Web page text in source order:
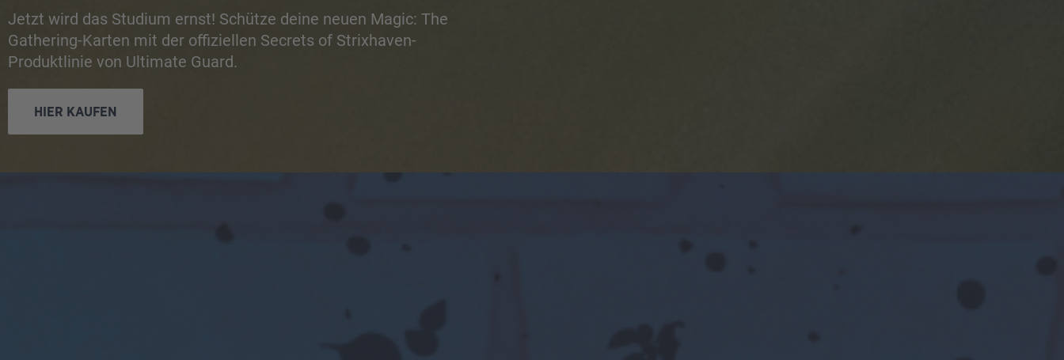
Jetzt wird das Studium ernst! Schütze deine neuen Magic: The
Gathering-Karten mit der offiziellen Secrets of Strixhaven-
Produktlinie von Ultimate Guard.
HIER KAUFEN